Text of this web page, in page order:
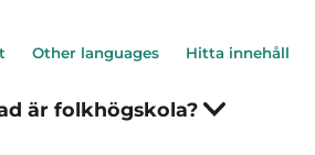
är folkhögskola?
Other languages Hitta innehåll